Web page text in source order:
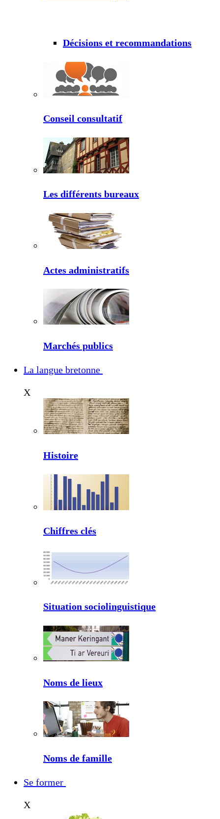
Décisions et recommandations
Conseil consultatif
Les différents bureaux
Actes administratifs
Marchés publics
La langue bretonne
X
Histoire
Chiffres clés
Situation sociolinguistique
Noms de lieux
Noms de famille
Se former
X